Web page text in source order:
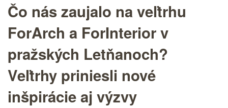
Čo nás zaujalo na veľtrhu
ForArch a ForInterior v
pražských Letňanoch?
Veľtrhy priniesli nové
inšpirácie aj výzvy